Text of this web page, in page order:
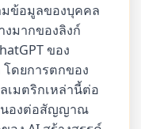
ข้อมูลของบุคคล
มากของลิงก์
ของ
ดยการตกของ
เมตริกเหล่านี้ต่อ
นองต่อสัญญาณ